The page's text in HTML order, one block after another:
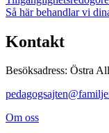
Så här behandlar vi
Kontakt
Besöksadress: Östra
Om oss